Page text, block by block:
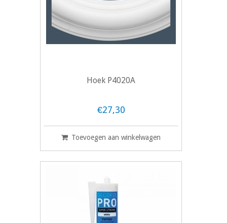
Hoek P4020A
€27,30
Toevoegen aan winkelwagen